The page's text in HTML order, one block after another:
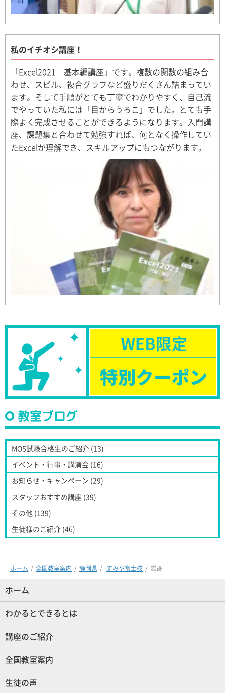
私のイチオシ講座！
「Excel2021 基本編講座」です。複数の関数の組み合
わせ、スピル、複合グラフなど盛りだくさん詰まってい
ます。そして手順がとても丁寧でわかりやすく、自己流
でやっていた私には「目からうろこ」でした。とても手
際よく完成させることができるようになります。入門講
座、課題集と合わせて勉強すれば、何となく操作してい
たExcelが理解でき、スキルアップにもつながります。
教室ブログ
MOS試験合格生のご紹介 (13)
イベント・行事・講演会 (16)
お知らせ・キャンペーン (29)
スタッフおすすめ講座 (39)
その他 (139)
生徒様のご紹介 (46)
ホーム 全国教室案内 静岡県 すみや富士校 岩邊
ホーム
わかるとできるとは
講座のご紹介
全国教室案内
生徒の声